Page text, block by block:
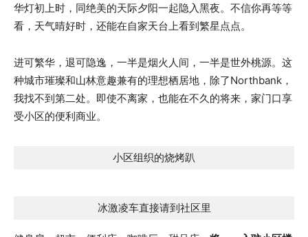
华灯初上时，同绝美的天际夕阳一起隐入黑夜。不信你再等等
看，天气晴好时，还能在自家天台上看到繁星点点。
进可繁华，退可隐逸，一半是烟火人间，一半是世外桃源。这
种城市璀璨和山林意趣兼有的理想栖居地，除了Northbank，
我找不到第二处。即使不离家，也能在不久的将来，家门口享
受小区的便利商业。
小区组织的烧烤趴
冰激凌车直接请到社区里